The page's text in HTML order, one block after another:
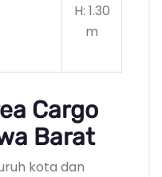
H: 1.30
m
Cargo
Barat
kota dan